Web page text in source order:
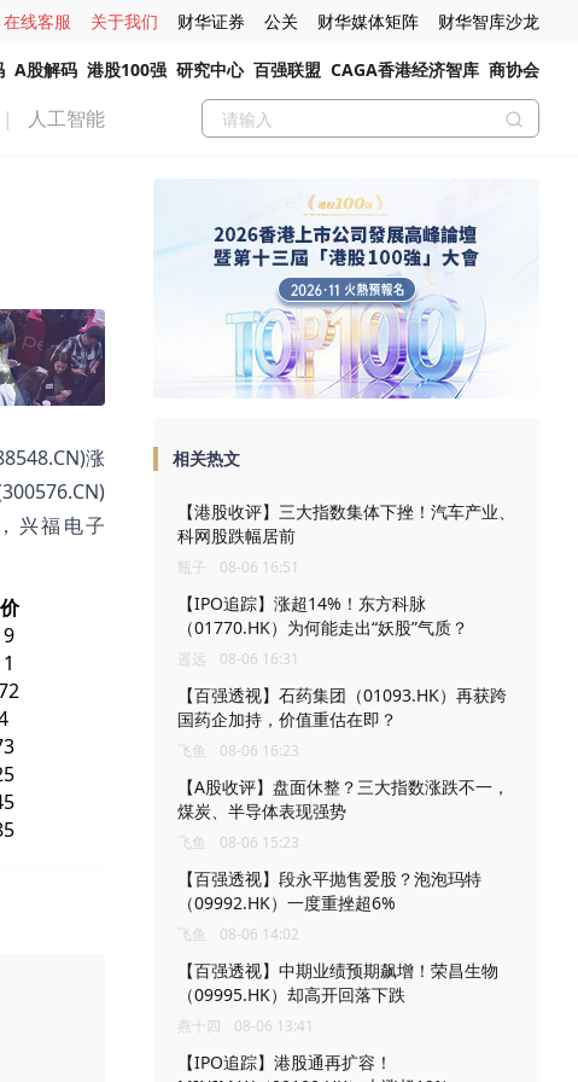
在线客服 关于我们 财华证券 公关 财华媒体矩阵 财华智库沙龙
A股解码 港股100强 研究中心 百强联盟 CAGA香港经济智库 商协会
| 人工智能
涨
兴福电子
相关热文
【港股收评】三大指数集体下挫！汽车产业、
科网股跌幅居前
瓶子 08-06 16:51
【IPO追踪】涨超14%！东方科脉
（01770.HK）为何能走出“妖股”气质？
遥远 08-06 16:31
【百强透视】石药集团（01093.HK）再获跨
国药企加持，价值重估在即？
飞鱼 08-06 16:23
【A股收评】盘面休整？三大指数涨跌不一，
煤炭、半导体表现强势
飞鱼 08-06 15:23
【百强透视】段永平抛售爱股？泡泡玛特
（09992.HK）一度重挫超6%
飞鱼 08-06 14:02
【百强透视】中期业绩预期飙增！荣昌生物
（09995.HK）却高开回落下跌
燕十四 08-06 13:41
【IPO追踪】港股通再扩容！